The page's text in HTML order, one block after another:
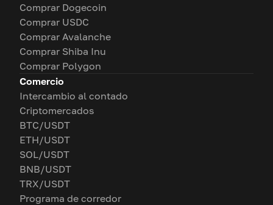
Comprar Dogecoin
Comprar USDC
Comprar Avalanche
Comprar Shiba Inu
Comprar Polygon
Comercio
Intercambio al contado
Criptomercados
BTC/USDT
ETH/USDT
SOL/USDT
BNB/USDT
TRX/USDT
Programa de corredor